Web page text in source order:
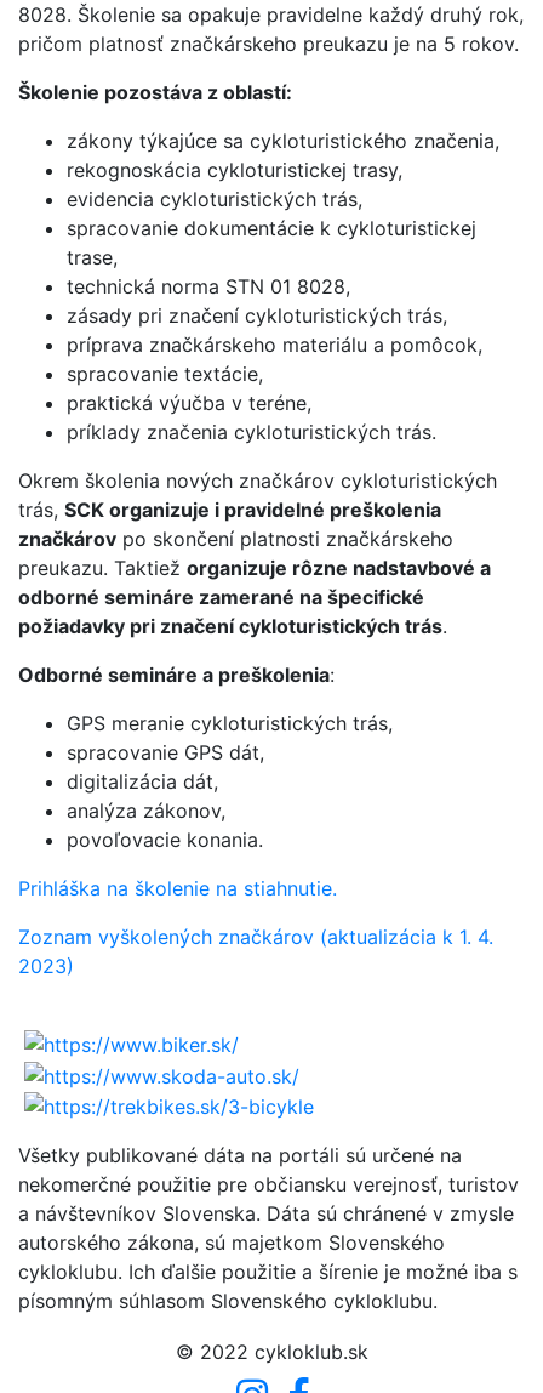
8028. Školenie sa opakuje pravidelne každý druhý rok,
pričom platnosť značkárskeho preukazu je na 5 rokov.
Školenie pozostáva z oblastí:
zákony týkajúce sa cykloturistického značenia,
rekognoskácia cykloturistickej trasy,
evidencia cykloturistických trás,
spracovanie dokumentácie k cykloturistickej
trase,
technická norma STN 01 8028,
zásady pri značení cykloturistických trás,
príprava značkárskeho materiálu a pomôcok,
spracovanie textácie,
praktická výučba v teréne,
príklady značenia cykloturistických trás.
Okrem školenia nových značkárov cykloturistických
trás, SCK organizuje i pravidelné preškolenia
značkárov po skončení platnosti značkárskeho
preukazu. Taktiež organizuje rôzne nadstavbové a
odborné semináre zamerané na špecifické
požiadavky pri značení cykloturistických trás.
Odborné semináre a preškolenia:
GPS meranie cykloturistických trás,
spracovanie GPS dát,
digitalizácia dát,
analýza zákonov,
povoľovacie konania.
Prihláška na školenie na stiahnutie.
Zoznam vyškolených značkárov (aktualizácia k 1. 4.
2023)
Všetky publikované dáta na portáli sú určené na
nekomerčné použitie pre občiansku verejnosť, turistov
a návštevníkov Slovenska. Dáta sú chránené v zmysle
autorského zákona, sú majetkom Slovenského
cykloklubu. Ich ďalšie použitie a šírenie je možné iba s
písomným súhlasom Slovenského cykloklubu.
© 2022 cykloklub.sk